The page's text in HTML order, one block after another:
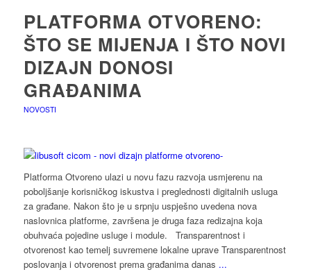
PLATFORMA OTVORENO:
ŠTO SE MIJENJA I ŠTO NOVI
DIZAJN DONOSI
GRAĐANIMA
NOVOSTI
Platforma Otvoreno ulazi u novu fazu razvoja usmjerenu na
poboljšanje korisničkog iskustva i preglednosti digitalnih usluga
za građane. Nakon što je u srpnju uspješno uvedena nova
naslovnica platforme, završena je druga faza redizajna koja
obuhvaća pojedine usluge i module. Transparentnost i
otvorenost kao temelj suvremene lokalne uprave Transparentnost
poslovanja i otvorenost prema građanima danas ...